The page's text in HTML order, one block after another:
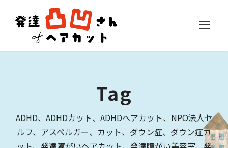
Tag
ADHD、ADHDカット、ADHDヘアカット、NPO法人セ
ルフ、アスペルガー、カット、ダウン症、ダウン症カ